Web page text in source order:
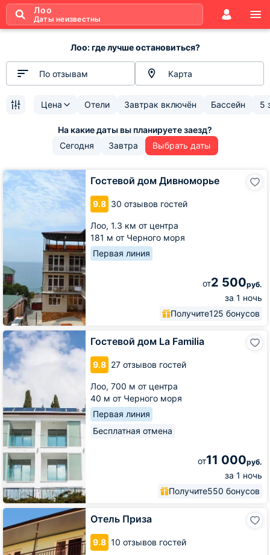
Лоо
Даты неизвестны
Лоо: где лучше остановиться?
По отзывам Карта
Цена Отели Завтрак включён Бассейн 5
Сегодня Завтра Выбрать даты
Гостевой дом Дивноморье
9.8 30 отзывов гостей
Лоо, 1.3 км от центра
181 м от Черного моря
Первая линия
от2 500руб.
за 1 ночь
Получите125 бонусов
Гостевой
дом
Дивноморье
Гостевой дом La Familia
9.8 27 отзывов гостей
Лоо, 700 м от центра
40 м от Черного моря
Первая линия
Бесплатная отмена
от11 000руб.
за 1 ночь
Получите550 бонусов
Гостевой
дом
Familia
Отель Приза
9.8 10 отзывов гостей
Отель
Приза